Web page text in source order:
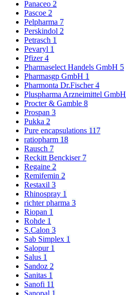
Panaceo 2
Pascoe 2
Pelpharma 7
Perskindol 2
Petrasch 1
Pevaryl 1
Pfizer4
Pharmaselect Handels GmbH 5
Pharmasgp GmbH 1
Pharmonta Dr.Fischer4
Pluspharma Arzneimittel GmbH
Procter & Gamble 8
Prospan 3
Pukka 2
Pure encapsulations 117
ratiopharm 18
Rausch 7
Reckitt Benckiser 7
Regaine 2
Remifemin 2
Restaxil 3
Rhinospray 1
richter pharma 3
Riopan 1
Rohde 1
S.Calon 3
Sab Simplex 1
Salopur 1
Salus 1
Sandoz 2
Sanitas 1
Sanofi 11
Sanopal 1